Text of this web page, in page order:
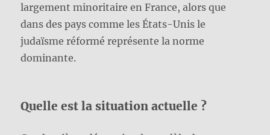
largement minoritaire en France, alors que
dans des pays comme les États-Unis le
judaïsme réformé représente la norme
dominante.
Quelle est la situation actuelle ?